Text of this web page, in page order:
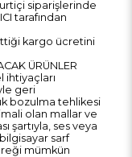
siparişlerinde
tarafından
kargo ücretini
ÜRÜNLER
ihtiyaçları
geri
bozulma tehlikesi
olan mallar ve
şartıyla, ses veya
sarf
mümkün